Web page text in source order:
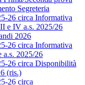
Segreteria
26 circa Informativa
e IV a.s. 2025/26
2026
26 circa Informativa
a.s. 2025/26
26 circa Disponibilità
(ris.)
26 circa